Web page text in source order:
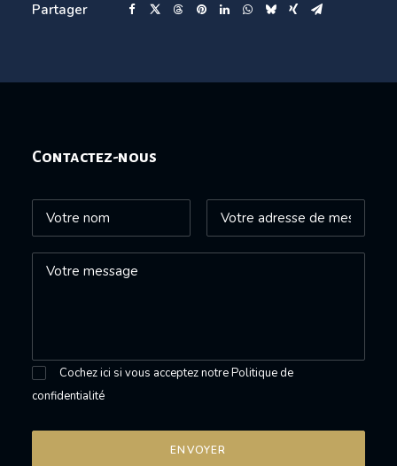
Partager
Contactez-nous
Cochez ici si vous acceptez notrePolitique de
confidentialité